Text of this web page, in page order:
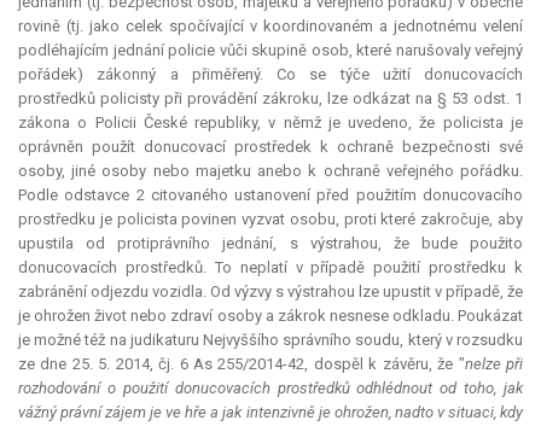
rovině (tj. jako celek spočívající v koordinovaném a jednotnému velení
podléhajícím jednání policie vůči skupině osob, které narušovaly veřejný
pořádek) zákonný a přiměřený. Co se týče užití donucovacích
prostředků policisty při provádění zákroku, lze odkázat na § 53 odst. 1
zákona o Policii České republiky, v němž je uvedeno, že policista je
oprávněn použít donucovací prostředek k ochraně bezpečnosti své
osoby, jiné osoby nebo majetku anebo k ochraně veřejného pořádku.
Podle odstavce 2 citovaného ustanovení před použitím donucovacího
prostředku je policista povinen vyzvat osobu, proti které zakročuje, aby
upustila od protiprávního jednání, s výstrahou, že bude použito
donucovacích prostředků. To neplatí v případě použití prostředku k
zabránění odjezdu vozidla. Od výzvy s výstrahou lze upustit v případě, že
je ohrožen život nebo zdraví osoby a zákrok nesnese odkladu. Poukázat
je možné též na judikaturu Nejvyššího správního soudu, který v rozsudku
ze dne 25. 5. 2014, čj. 6 As 255/2014-42, dospěl k závěru, že "nelze při
rozhodování o použití donucovacích prostředků odhlédnout od toho, jak
vážný právní zájem je ve hře a jak intenzivně je ohrožen, nadto v situaci, kdy